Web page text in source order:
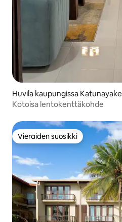
Huvila kaupungissa Katunayake
Kotoisa lentokenttäkohde
Vieraiden suosikki
Vieraiden suosikki